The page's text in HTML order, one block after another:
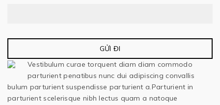
Vestibulum curae torquent diam diam commodo
parturient penatibus nunc dui adipiscing convallis
bulum parturient suspendisse parturient a.Parturient in
parturient scelerisque nibh lectus quam a natoque